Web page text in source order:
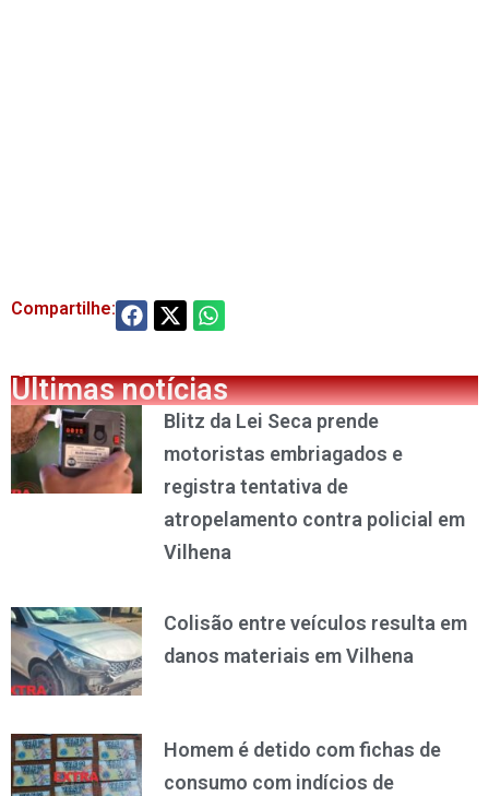
Compartilhe:
Últimas notícias
Blitz da Lei Seca prende
motoristas embriagados e
registra tentativa de
atropelamento contra policial em
Vilhena
Colisão entre veículos resulta em
danos materiais em Vilhena
Homem é detido com fichas de
consumo com indícios de